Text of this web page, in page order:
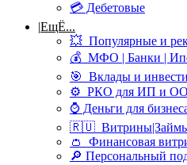
💳 Дебетовые
|ЕщЁ...
💥 Популярные и
💰 МФО | Банки |
🎯 Вклады и
⚙ РКО для ИП и
⌚ Деньги для
🇷🇺 Витрины|Займы
👛 Финансовая
🔎 Персональный